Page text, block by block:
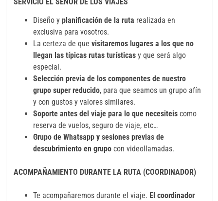
Diseño y planificación de la ruta realizada en
exclusiva para vosotros.
La certeza de que visitaremos lugares a los que no
llegan las típicas rutas turísticas y que será algo
especial.
Selección previa de los componentes de nuestro
grupo super reducido, para que seamos un grupo afín
y con gustos y valores similares.
Soporte antes del viaje para lo que necesiteis como
reserva de vuelos, seguro de viaje, etc…
Grupo de Whatsapp y sesiones previas de
descubrimiento en grupo con videollamadas.
ACOMPAÑAMIENTO DURANTE LA RUTA (COORDINADOR)
Te acompañaremos durante el viaje. El coordinador